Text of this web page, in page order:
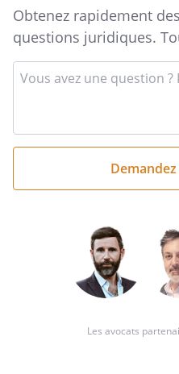
Obtenez rapidement
questions juridiques.
votre
question
ici
Les avocats